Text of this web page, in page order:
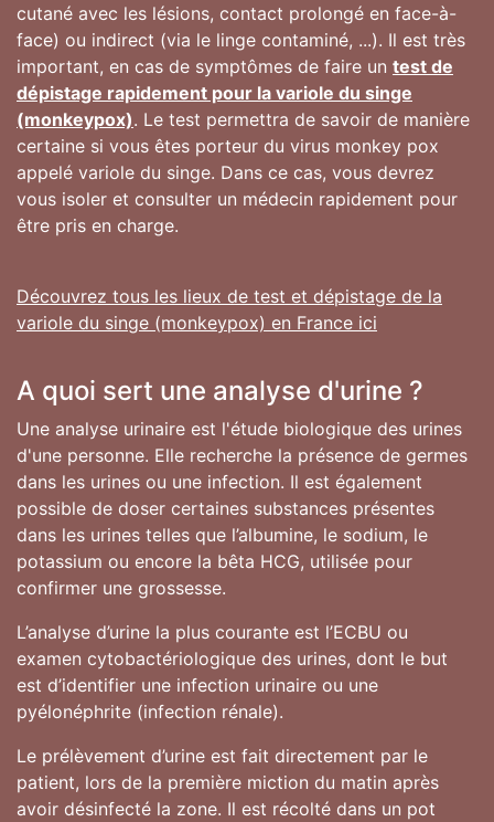
cutané avec les lésions, contact prolongé en face-à-
face) ou indirect (via le linge contaminé, ...). Il est très
important, en cas de symptômes de faire un test de
dépistage rapidement pour la variole du singe
(monkeypox). Le test permettra de savoir de manière
certaine si vous êtes porteur du virus monkey pox
appelé variole du singe. Dans ce cas, vous devrez
vous isoler et consulter un médecin rapidement pour
être pris en charge.
Découvrez tous les lieux de test et dépistage de la
variole du singe (monkeypox) en France ici
A quoi sert une analyse d'urine ?
Une analyse urinaire est l'étude biologique des urines
d'une personne. Elle recherche la présence de germes
dans les urines ou une infection. Il est également
possible de doser certaines substances présentes
dans les urines telles que l’albumine, le sodium, le
potassium ou encore la bêta HCG, utilisée pour
confirmer une grossesse.
L’analyse d’urine la plus courante est l’ECBU ou
examen cytobactériologique des urines, dont le but
est d’identifier une infection urinaire ou une
pyélonéphrite (infection rénale).
Le prélèvement d’urine est fait directement par le
patient, lors de la première miction du matin après
avoir désinfecté la zone. Il est récolté dans un pot